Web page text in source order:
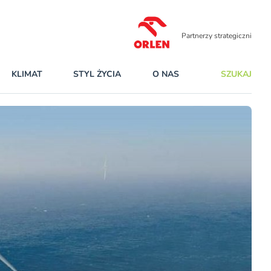
Partnerzy strategiczni
KLIMAT STYL ŻYCIA O NAS SZUKAJ